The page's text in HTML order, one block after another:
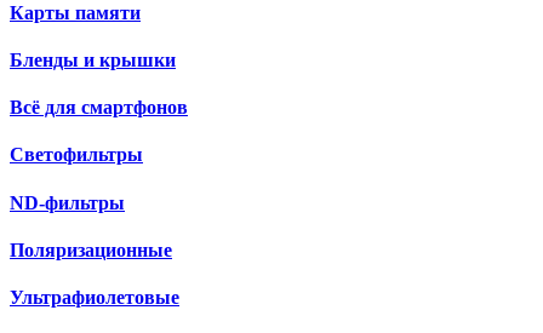
Карты памяти
Бленды и крышки
Всё для смартфонов
Светофильтры
ND-фильтры
Поляризационные
Ультрафиолетовые